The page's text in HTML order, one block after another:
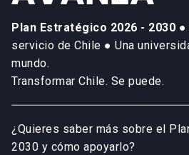
Plan Estratégico 2026 - 2030 ●
servicio de Chile ● Una
mundo.
Transformar Chile. Se puede.
¿Quieres saber más sobre el
2030 y cómo apoyarlo?